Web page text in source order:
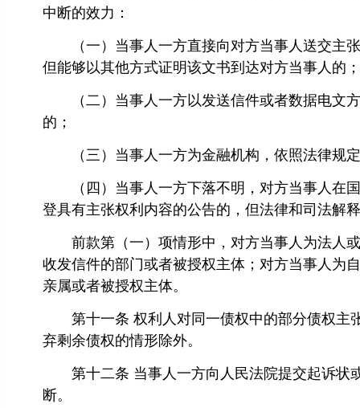
中断的效力：
（一）当事人一方直接向对方当事人送交主张
但能够以其他方式证明该文书到达对方当事人的；
（二）当事人一方以发送信件或者数据电文方
的；
（三）当事人一方为金融机构，依照法律规定
（四）当事人一方下落不明，对方当事人在国
登具有主张权利内容的公告的，但法律和司法解
前款第（一）项情形中，对方当事人为法人或
收发信件的部门或者被授权主体；对方当事人为
亲属或者被授权主体。
第十一条 权利人对同一债权中的部分债权主
弃剩余债权的情形除外。
第十二条 当事人一方向人民法院提交起诉状
断。